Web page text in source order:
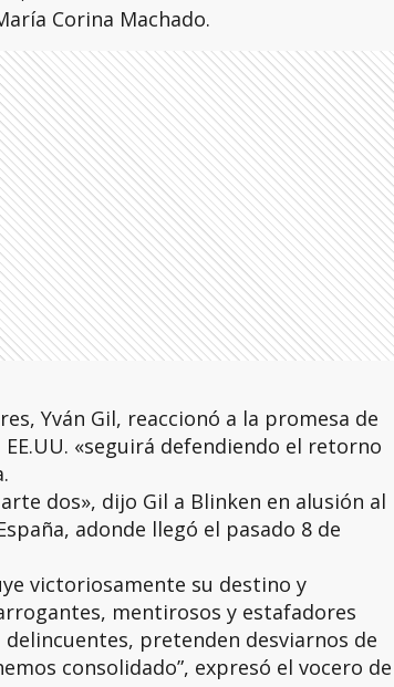
Corina Machado.
Yván Gil, reaccionó a la promesa de
«seguirá defendiendo el retorno
dos», dijo Gil a Blinken en alusión al
adonde llegó el pasado 8 de
victoriosamente su destino y
mentirosos y estafadores
pretenden desviarnos de
consolidado”, expresó el vocero de